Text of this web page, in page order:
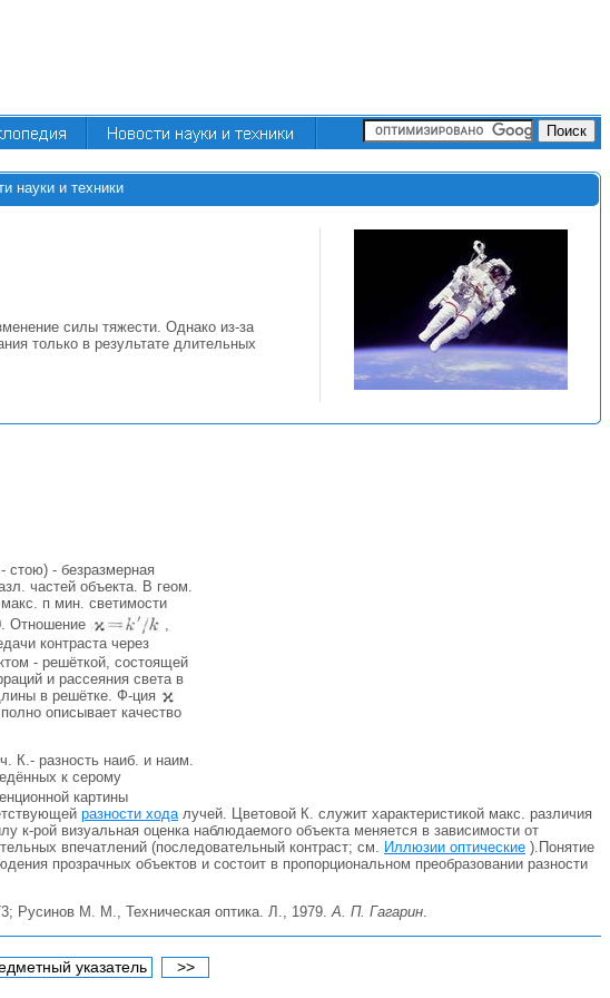
науки и техники
силы тяжести. Однако из-за
только в результате длительных
стою) - безразмерная
частей объекта. В геом.
п мин. светимости
Отношение
контраста через
- решёткой, состоящей
и рассеяния света в
в решётке. Ф-ция
описывает качество
К.- разность наиб. и наим.
к серому
картины
разности ходалучей. Цветовой К. служит характеристикой макс. различия
к-рой визуальная оценка наблюдаемого объекта меняется в зависимости от
впечатлений (последовательный контраст; см. Иллюзии оптические ).Понятие
прозрачных объектов и состоит в пропорциональном преобразовании разности
Русинов М. М., Техническая оптика. Л., 1979.А. П. Гагарин.
указатель >>